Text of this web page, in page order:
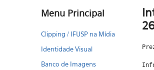
Menu Principal
Clipping / IFUSP na Mídia
Identidade Visual
Banco de Imagens